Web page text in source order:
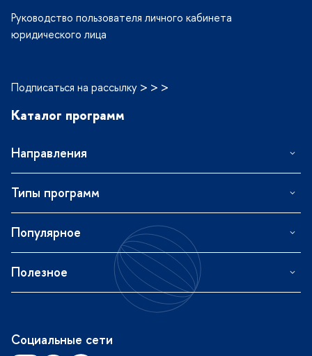
Руководство пользователя личного кабинета
юридического лица
Подписаться на рассылку > > >
Каталог программ
Направления
Типы программ
Популярное
Полезное
Социальные сети